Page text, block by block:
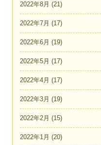
2022年8月 (21)
2022年7月 (17)
2022年6月 (19)
2022年5月 (17)
2022年4月 (17)
2022年3月 (19)
2022年2月 (15)
2022年1月 (20)